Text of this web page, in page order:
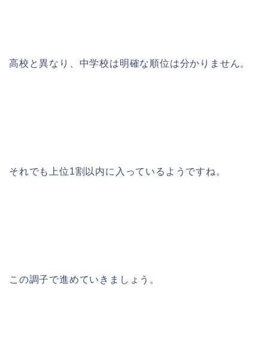
高校と異なり、中学校は明確な順位は分かりません。
それでも上位1割以内に入っているようですね。
この調子で進めていきましょう。